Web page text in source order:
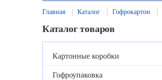
Главная Каталог Гофрокартон
Каталог товаров
Картонные коробки
Гофроупаковка